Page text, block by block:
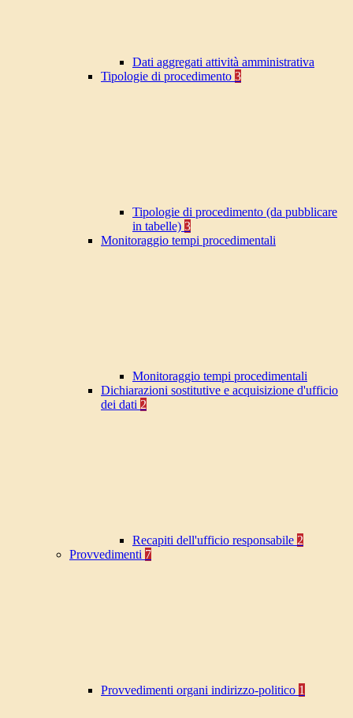
Dati aggregati attività amministrativa
Tipologie di procedimento 3
Tipologie di procedimento (da pubblicare
in tabelle) 3
Monitoraggio tempi procedimentali
Monitoraggio tempi procedimentali
Dichiarazioni sostitutive e acquisizione d'ufficio
dei dati 2
Recapiti dell'ufficio responsabile 2
Provvedimenti 7
Provvedimenti organi indirizzo-politico 1